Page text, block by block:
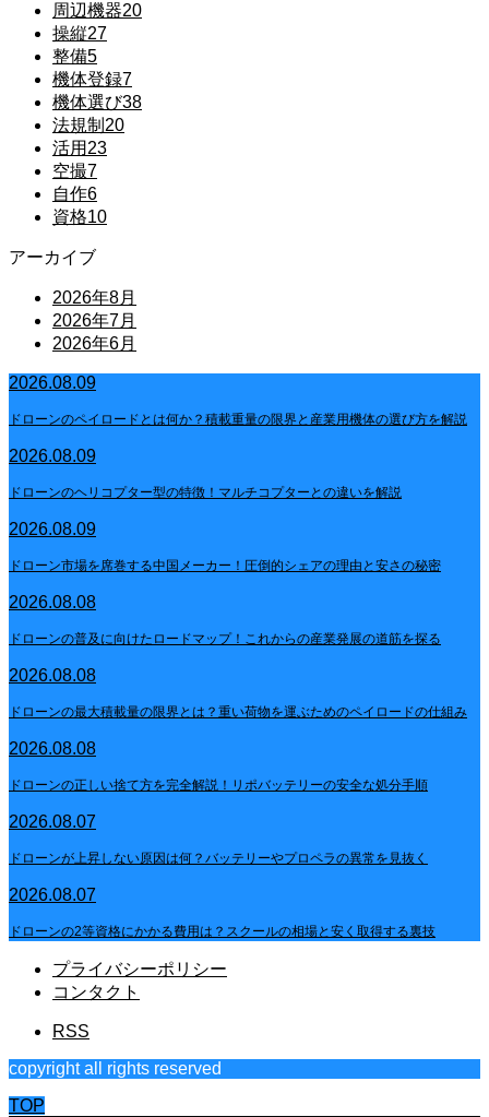
周辺機器20
操縦27
整備5
機体登録7
機体選び38
法規制 20
活用 23
空撮7
自作6
資格10
アーカイブ
2026年8月
2026年7月
2026年6月
2026.08.09
ドローンのペイロードとは何か？積載重量の限界と産業用機体の選び方を解説
2026.08.09
ドローンのヘリコプター型の特徴！マルチコプターとの違いを解説
2026.08.09
ドローン市場を席巻する中国メーカー！圧倒的シェアの理由と安さの秘密
2026.08.08
ドローンの普及に向けたロードマップ！これからの産業発展の道筋を探る
2026.08.08
ドローンの最大積載量の限界とは？重い荷物を運ぶためのペイロードの仕組み
2026.08.08
ドローンの正しい捨て方を完全解説！リポバッテリーの安全な処分手順
2026.08.07
ドローンが上昇しない原因は何？バッテリーやプロペラの異常を見抜く
2026.08.07
ドローンの2等資格にかかる費用は？スクールの相場と安く取得する裏技
プライバシーポリシー
コンタクト
RSS
copyright all rights reserved
TOP